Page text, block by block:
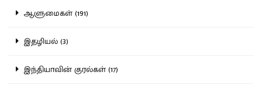
ஆளுமைகள் (191)
இதழியல் (3)
இந்தியாவின் குரல்கள் (17)